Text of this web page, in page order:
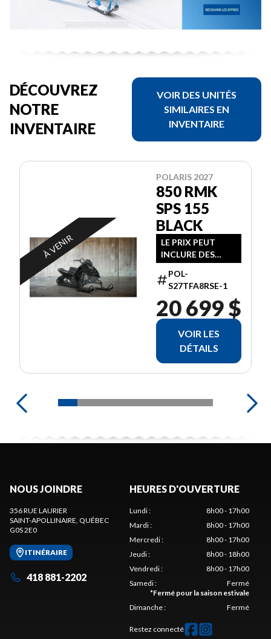
DÉCOUVREZ
NOTRE
INVENTAIRE
VOIR DES UNITÉS
SIMILAIRES EN
INVENTAIRE
À VENIR
POLARIS 2027
850 RMK
SPS 155
BLACK
LE PRIX PEUT
INCLURE DES
FRAIS
SUPPLÉMENTAIRE
POL-
S27TFA8RSE-1
20 699 $
VOIR LES
DÉTAILS
NOUS JOINDRE
356 RUE LAURIER
SAINT-APOLLINAIRE, QUÉBEC
G0S 2E0
ITINÉRAIRE
418 881-2202
HEURES D'OUVERTURE
Lundi:
8h00 - 17h00
Mardi:
8h00 - 17h00
Mercredi:
8h00 - 17h00
Jeudi:
8h00 - 18h00
Vendredi:
8h00 - 17h00
Samedi:
Fermé
*Fermé pour la saison estivale
Dimanche: Fermé
Restez connecté